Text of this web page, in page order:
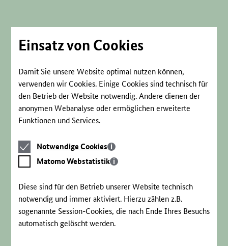
Einsatz von Cookies
Damit Sie unsere Website optimal nutzen können,
verwenden wir Cookies. Einige Cookies sind technisch für
den Betrieb der Website notwendig. Andere dienen der
anonymen Webanalyse oder ermöglichen erweiterte
Funktionen und Services.
Notwendige
Cookies
Notwendige Cookies
Matomo
Webstatistik
Matomo Webstatistik
Diese sind für den Betrieb unserer Website technisch
notwendig und immer aktiviert. Hierzu zählen z.B.
sogenannte Session-Cookies, die nach Ende Ihres Besuchs
automatisch gelöscht werden.